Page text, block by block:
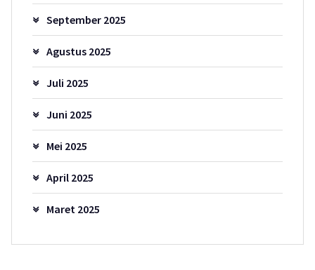
September 2025
Agustus 2025
Juli 2025
Juni 2025
Mei 2025
April 2025
Maret 2025